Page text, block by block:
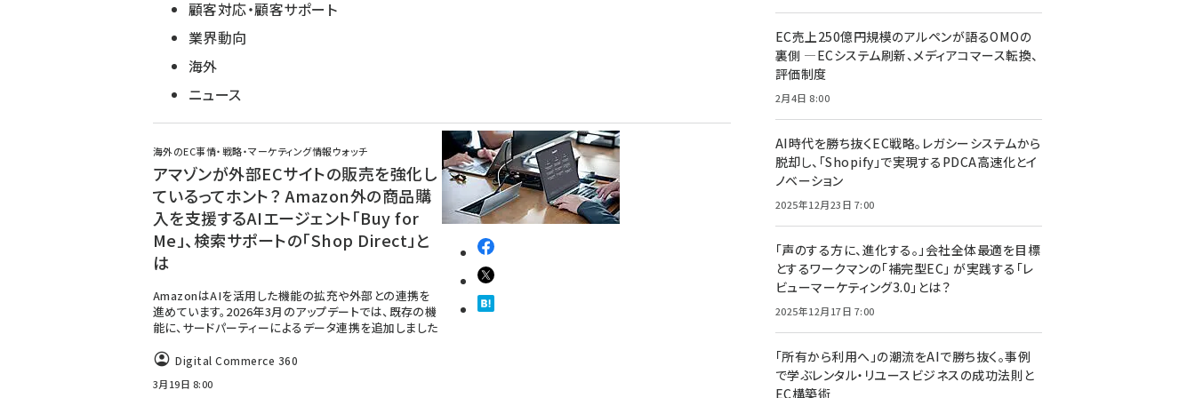
顧客対応・顧客サポート
業界動向
海外
ニュース
海外のEC事情・戦略・マーケティング情報ウォッチ
アマゾンが外部ECサイトの販売を強化し
ているってホント？ Amazon外の商品購
入を支援するAIエージェント「Buy for
Me」、検索サポートの「Shop Direct」と
は
AmazonはAIを活用した機能の拡充や外部との連携を
進めています。2026年3月のアップデートでは、既存の機
能に、サードパーティーによるデータ連携を追加しました
Digital Commerce 360
3月19日 8:00
EC売上250億円規模のアルペンが語るOMOの
裏側 ―ECシステム刷新、メディアコマース転換、
評価制度
2月4日 8:00
AI時代を勝ち抜くEC戦略。レガシーシステムから
脱却し、「Shopify」で実現するPDCA高速化とイ
ノベーション
2025年12月23日 7:00
「声のする方に、進化する。」会社全体最適を目標
とするワークマンの「補完型EC」 が実践する「レ
ビューマーケティング3.0」とは？
2025年12月17日 7:00
「所有から利用へ」の潮流をAIで勝ち抜く。事例
で学ぶレンタル・リユースビジネスの成功法則と
EC構築術